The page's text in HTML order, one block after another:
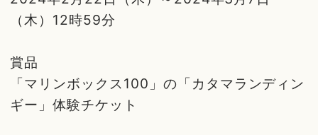
（木）12時59分
賞品
「マリンボックス100」の「カタマランディン
ギー」体験チケット